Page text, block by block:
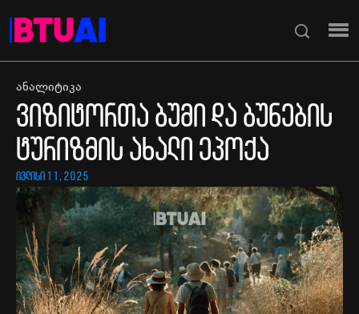
ანალიტიკა
ვიზიტორთა ბუმი და ბუნების
ტურიზმის ახალი ეპოქა
ივლისი 11, 2025